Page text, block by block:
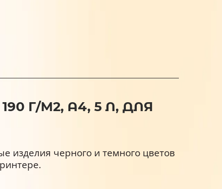
Г/М2, А4, 5 Л, ДЛЯ
изделия черного и темного цветов